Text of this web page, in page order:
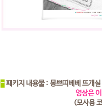
-패키지 내용물 : 몽쁘띠베베 뜨개실
영상은
(모사용